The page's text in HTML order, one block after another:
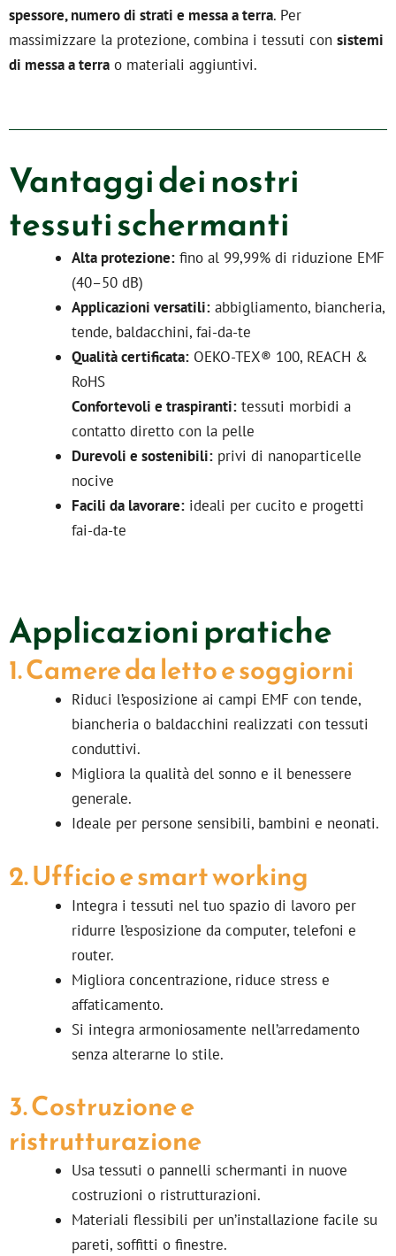
spessore, numero di strati e messa a terra. Per
massimizzare la protezione, combina i tessuti con sistemi
di messa a terra o materiali aggiuntivi.
Vantaggi dei nostri
tessuti schermanti
Alta protezione: fino al 99,99% di riduzione EMF
(40–50 dB)
Applicazioni versatili: abbigliamento, biancheria,
tende, baldacchini, fai-da-te
Qualità certificata: OEKO-TEX® 100, REACH &
RoHS
Confortevoli e traspiranti: tessuti morbidi a
contatto diretto con la pelle
Durevoli e sostenibili: privi di nanoparticelle
nocive
Facili da lavorare: ideali per cucito e progetti
fai-da-te
Applicazioni pratiche
1. Camere da letto e soggiorni
Riduci l’esposizione ai campi EMF con tende,
biancheria o baldacchini realizzati con tessuti
conduttivi.
Migliora la qualità del sonno e il benessere
generale.
Ideale per persone sensibili, bambini e neonati.
2. Ufficio e smart working
Integra i tessuti nel tuo spazio di lavoro per
ridurre l’esposizione da computer, telefoni e
router.
Migliora concentrazione, riduce stress e
affaticamento.
Si integra armoniosamente nell’arredamento
senza alterarne lo stile.
3. Costruzione e
ristrutturazione
Usa tessuti o pannelli schermanti in nuove
costruzioni o ristrutturazioni.
Materiali flessibili per un’installazione facile su
pareti, soffitti o finestre.